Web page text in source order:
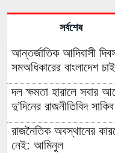
সর্বশেষ
আন্তর্জাতিক আদিবাসী
সমঅধিকারের বাংলাদেশ চাই
দল ক্ষমতা হারালে সবার
দু’দিনের রাজনীতিবিদ
রাজনৈতিক অবস্থানের
নেই: আমিনুল